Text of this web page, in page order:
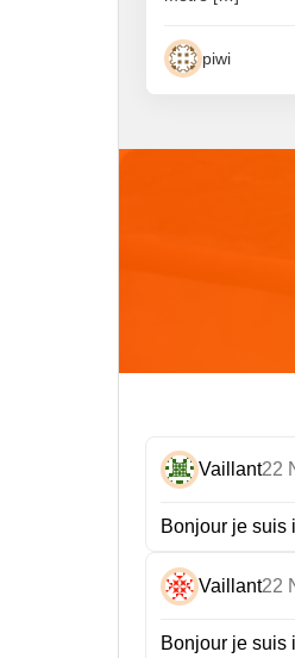
piwi
Vaillant22
Bonjour je suis
Vaillant22
Bonjour je suis